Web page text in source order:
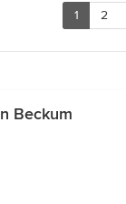
1 2
Beckum